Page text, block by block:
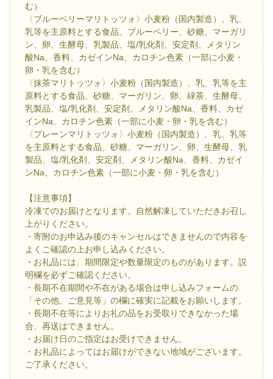
む）
〈ブルーベリーマリトッツォ〉小麦粉（国内製造）、乳、
乳等を主原料とする食品、ブルーベリー、砂糖、マーガリ
ン、卵、生酵母、乳製品、塩/乳化剤、安定剤、メタリン
酸Na、香料、カゼインNa、カロチン色素（一部に小麦・
卵・乳を含む）
〈抹茶マリトッツォ〉小麦粉（国内製造）、乳、乳等を主
原料とする食品、砂糖、マーガリン、卵、緑茶、生酵母、
乳製品、塩/乳化剤、安定剤、メタリン酸Na、香料、カゼ
インNa、カロチン色素（一部に小麦・卵・乳を含む）
〈プレーンマリトッツォ〉小麦粉（国内製造）、乳、乳等
を主原料とする食品、砂糖、マーガリン、卵、生酵母、乳
製品、塩/乳化剤、安定剤、メタリン酸Na、香料、カゼイ
ンNa、カロチン色素（一部に小麦・卵・乳を含む）
【注意事項】
冷凍でのお届けとなります。自然解凍していただきお召し
上がりください。
・寄附のお申込み後のキャンセルはできませんので内容を
よくご確認の上お申し込みください。
・お礼品には、期間限定や数量限定のものがあります。説
明欄を必ずご確認ください。
・長期不在期間や不在がある場合は申し込みフォームの
「その他、ご意見等」の欄に確実に記載をお願いします。
・長期不在等によりお礼の品をお受取りできなかった場
合、再送はできません。
・お届け日のご指定はお受けできません。
・お礼品によってはお届けができない地域がございます。
ご了承ください。